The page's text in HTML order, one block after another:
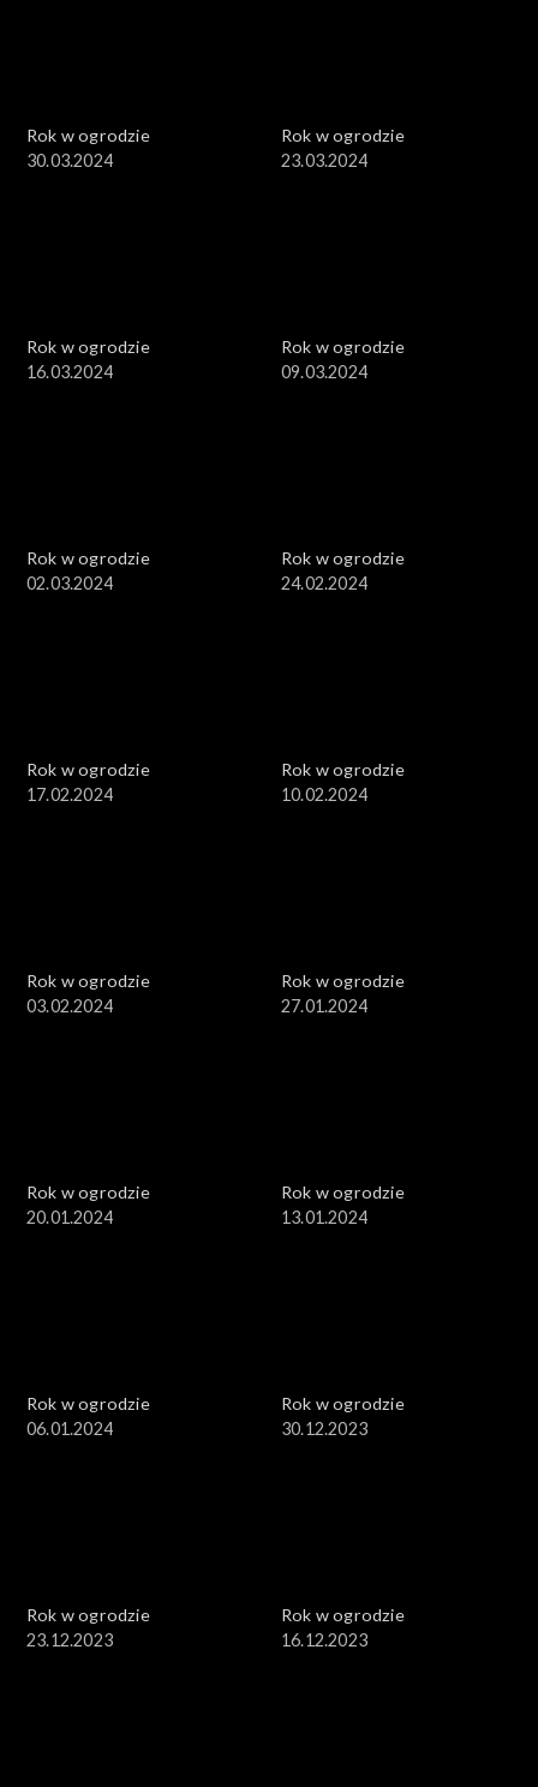
Rok w ogrodzie
30.03.2024
Rok w ogrodzie
23.03.2024
Rok w ogrodzie
16.03.2024
Rok w ogrodzie
09.03.2024
Rok w ogrodzie
02.03.2024
Rok w ogrodzie
24.02.2024
Rok w ogrodzie
17.02.2024
Rok w ogrodzie
10.02.2024
Rok w ogrodzie
03.02.2024
Rok w ogrodzie
27.01.2024
Rok w ogrodzie
20.01.2024
Rok w ogrodzie
13.01.2024
Rok w ogrodzie
06.01.2024
Rok w ogrodzie
30.12.2023
Rok w ogrodzie
23.12.2023
Rok w ogrodzie
16.12.2023